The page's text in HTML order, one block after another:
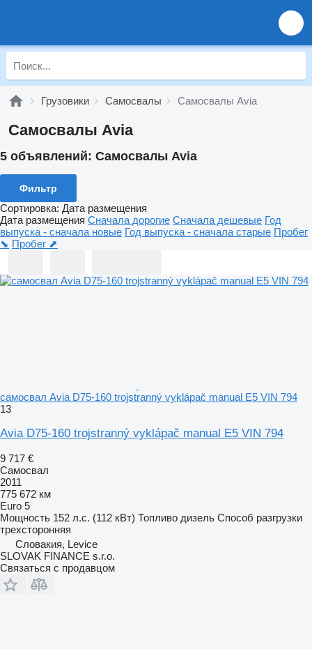
Грузовики Самосвалы Самосвалы Avia
Самосвалы Avia
5 объявлений: Самосвалы Avia
Фильтр
Сортировка: Дата размещения
Дата размещения Сначала дорогие Сначала дешевые Год
выпуска - сначала новые Год выпуска - сначала старые Пробег
⬊ Пробег ⬈
самосвал Avia D75-160 trojstranný vyklápač manual E5 VIN 794
13
Avia D75-160 trojstranný vyklápač manual E5 VIN 794
9 717 €
Самосвал
2011
775 672 км
Euro 5
Мощность 152 л.с. (112 кВт) Топливо дизель Способ разгрузки
трехсторонняя
Словакия, Levice
SLOVAK FINANCE s.r.o.
Связаться с продавцом